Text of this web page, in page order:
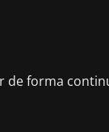
forma